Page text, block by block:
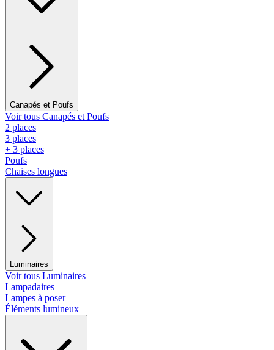
Canapés et Poufs
Voir tous Canapés et Poufs
2 places
3 places
+ 3 places
Poufs
Chaises longues
Luminaires
Voir tous Luminaires
Lampadaires
Lampes à poser
Éléments lumineux